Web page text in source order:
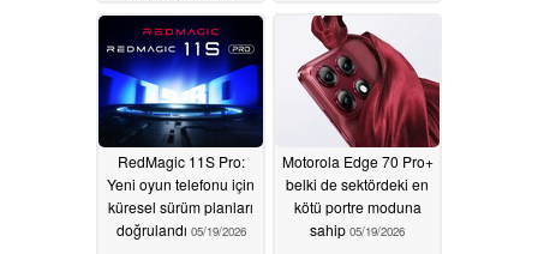
RedMagic 11S Pro:
Yeni oyun telefonu için
küresel sürüm planları
doğrulandı 05/19/2026
Motorola Edge 70 Pro+
belki de sektördeki en
kötü portre moduna
sahip 05/19/2026